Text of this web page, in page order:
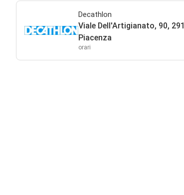
Decathlon
Viale Dell'Artigianato, 90,
Piacenza
orari